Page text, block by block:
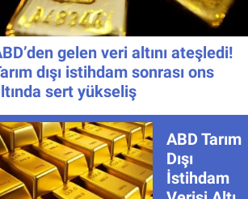
gelen veri altını ateşledi!
dışı istihdam sonrası ons
sert yükseliş
ABD Tarım
Dışı
İstihdam